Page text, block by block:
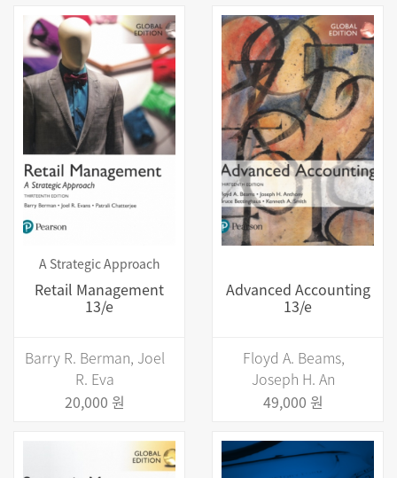
A Strategic Approach
Retail Management
13/e
Barry R. Berman, Joel
R. Eva
20,000 원
Advanced Accounting
13/e
Floyd A. Beams,
Joseph H. An
49,000 원